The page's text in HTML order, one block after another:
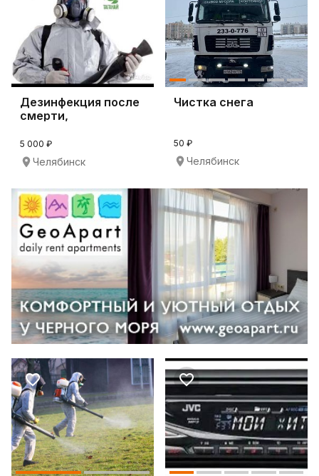
Дезинфекция после
смерти,
уборка.
5 000 ₽
Челябинск
Чистка снега
50 ₽
Челябинск